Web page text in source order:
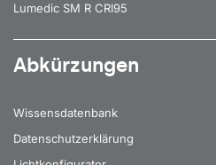
Lumedic SM R CRI95
Abkürzungen
Wissensdatenbank
Datenschutzerklärung